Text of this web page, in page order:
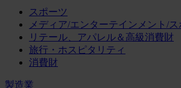
スポーツ
メディア/エンターテインメント/ス
リテール、アパレル＆高級消費財
旅行・ホスピタリティ
消費財
製造業